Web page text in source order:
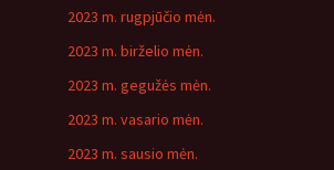
2023 m. rugpjūčio mėn.
2023 m. birželio mėn.
2023 m. gegužės mėn.
2023 m. vasario mėn.
2023 m. sausio mėn.